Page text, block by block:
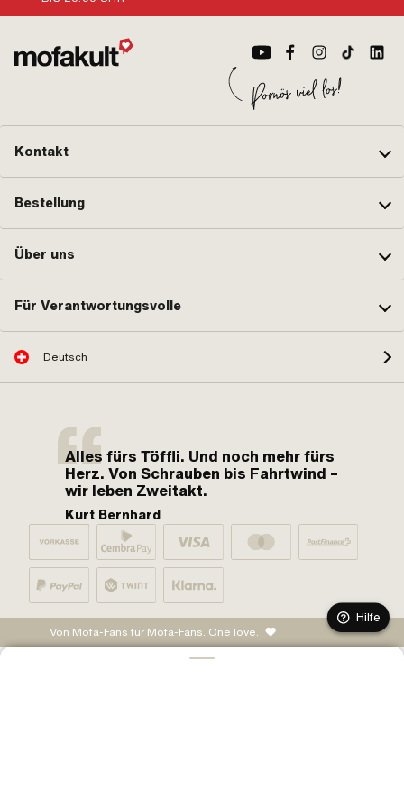
Kontakt
Bestellung
Über uns
Für Verantwortungsvolle
Deutsch
Alles fürs Töffli. Und noch mehr fürs
Herz. Von Schrauben bis Fahrtwind –
wir leben Zweitakt.
Kurt Bernhard
Von Mofa-Fans für Mofa-Fans. One love.
Hilfe